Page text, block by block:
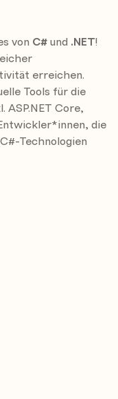
von C#und .NET!
erreichen.
Tools für die
Core,
die
Technologien